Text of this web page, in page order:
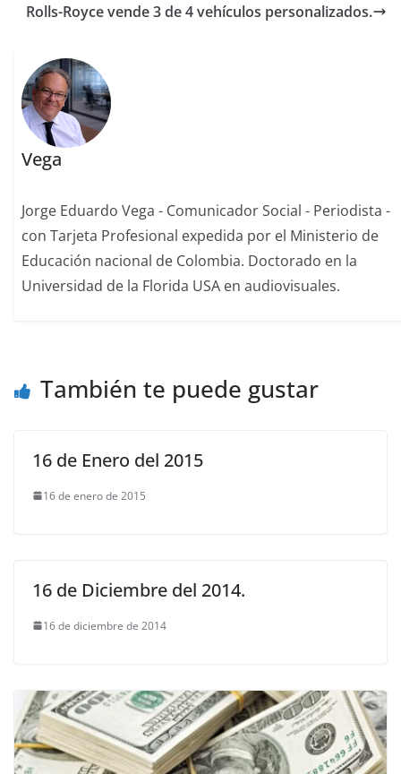
Rolls-Royce vende 3 de 4 vehículos personalizados.
Vega
Jorge Eduardo Vega - Comunicador Social - Periodista -
con Tarjeta Profesional expedida por el Ministerio de
Educación nacional de Colombia. Doctorado en la
Universidad de la Florida USA en audiovisuales.
También te puede gustar
16 de Enero del 2015
16 de enero de 2015
16 de Diciembre del 2014.
16 de diciembre de 2014